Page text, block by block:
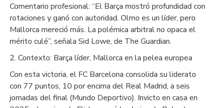
Comentario profesional: “El Barça mostró profundidad con
rotaciones y ganó con autoridad. Olmo es un líder, pero
Mallorca mereció más. La polémica arbitral no opaca el
mérito culé”, señala Sid Lowe, de The Guardian.
2. Contexto: Barça líder, Mallorca en la pelea europea
Con esta victoria, el FC Barcelona consolida su liderato
con 77 puntos, 10 por encima del Real Madrid, a seis
jornadas del final (Mundo Deportivo). Invicto en casa en